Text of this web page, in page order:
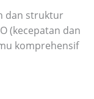
dan struktur
(kecepatan dan
komprehensif